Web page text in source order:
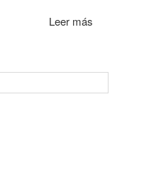
Leer más